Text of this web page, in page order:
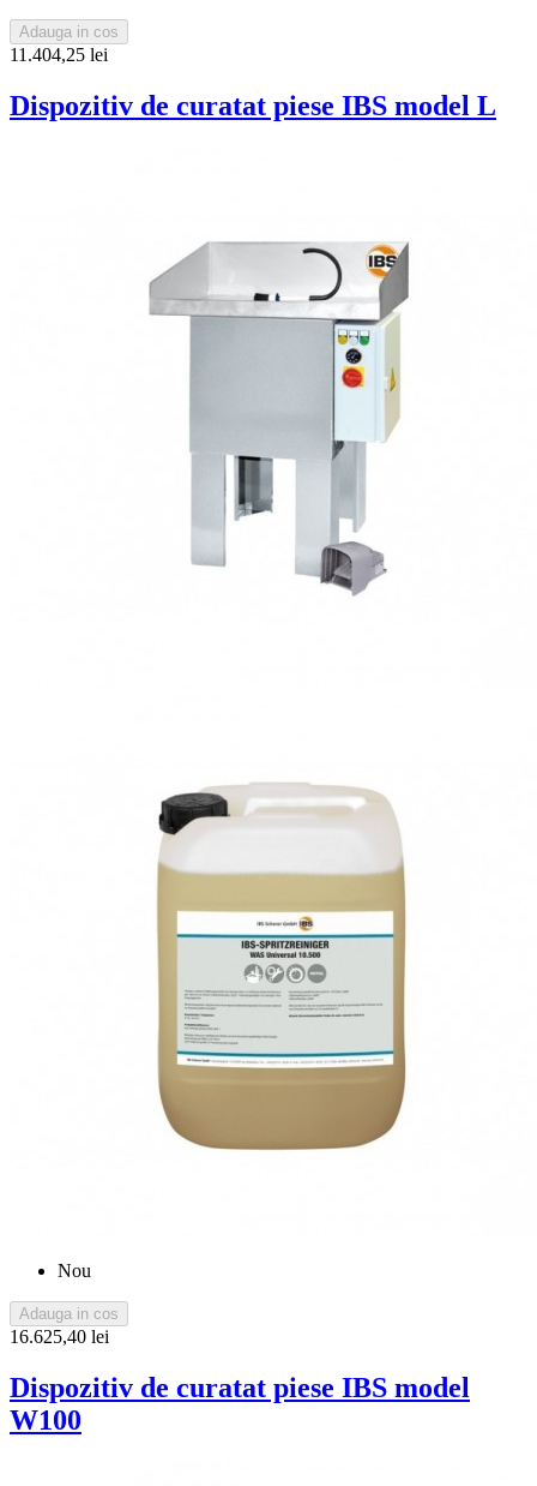
Adauga in cos
11.404,25 lei
Dispozitiv de curatat piese IBS model L
Nou
Adauga in cos
16.625,40 lei
Dispozitiv de curatat piese IBS model
W100